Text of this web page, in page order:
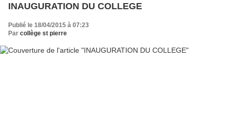
INAUGURATION DU COLLEGE
Publié le 18/04/2015 à 07:23
Par collège st pierre